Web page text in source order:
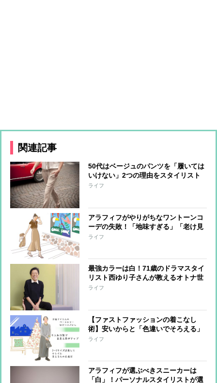
関連記事
50代はベージュのパンツを「履いては
いけない」2つの理由をスタイリスト
が解説
ライフ
アラフィフがやりがちなワントーンコ
ーデの失敗！「地味すぎる」「老け見
え」を避けるためのコツをスタイリス
ライフ
最強カラーは白！71歳のドラマスタイ
リスト西ゆり子さんが教えるオトナ世
代が輝くファッションのコツ
ライフ
【ファストファッションの着こなし
術】安いからと「色違いでそろえる」
「コラボ商品に手を出す」はNG！ス
ライフ
アラフィフが選ぶべきスニーカーは
「白」！パーソナルスタイリストが選